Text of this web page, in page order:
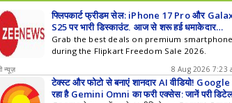
फ्लिपकार्ट फ्रीडम सेल: iPhone 17 Pro और
S25 पर भारी डिस्काउंट, आज से शुरू हुई धमाकेदार
शॉपिंग!
Grab the best deals on premium
during the Flipkart Freedom Sale 2026.
न्यूज़ 8 Aug 2026 7:23
टेक्स्ट और फोटो से बनाएं शानदार AI वीडियो!
रहा है Gemini Omni का फ्री एक्सेस; जानें पूरी